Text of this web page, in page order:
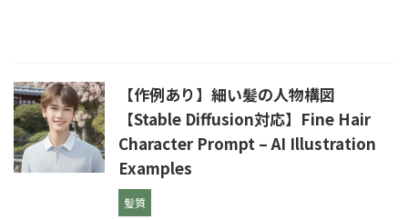
【作例あり】細い髪の人物構図
【Stable Diffusion対応】Fine Hair
Character Prompt – AI Illustration
Examples
髪質